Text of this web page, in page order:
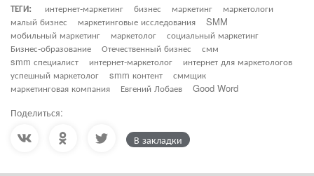
ТЕГИ:
интернет-маркетинг бизнес маркетинг
маркетологи
малый бизнес
маркетинговые исследования
SMM
мобильный маркетинг
маркетолог
социальный маркетинг
Бизнес-образование
Отечественный бизнес
смм
smm специалист
интернет-маркетолог
интернет для маркетологов
успешный маркетолог
smm контент
сммщик
маркетинговая компания
Евгений Лобаев Good Word
Поделиться:
В закладки